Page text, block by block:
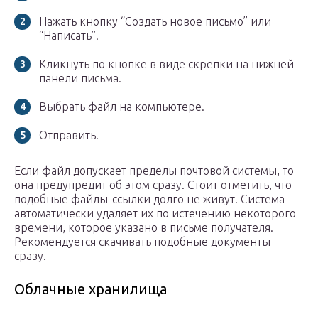
Нажать кнопку “Создать новое письмо” или
“Написать”.
Кликнуть по кнопке в виде скрепки на нижней
панели письма.
Выбрать файл на компьютере.
Отправить.
Если файл допускает пределы почтовой системы, то
она предупредит об этом сразу. Стоит отметить, что
подобные файлы-ссылки долго не живут. Система
автоматически удаляет их по истечению некоторого
времени, которое указано в письме получателя.
Рекомендуется скачивать подобные документы
сразу.
Облачные хранилища